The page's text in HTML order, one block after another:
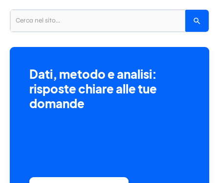
Dati, metodo e analisi:
risposte chiare alle tue
domande